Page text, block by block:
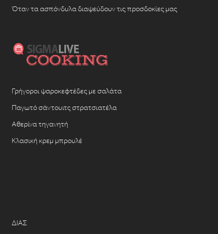
Όταν τα ασπόνδυλα διαψεύδουν τις προσδοκίες μας
Γρήγοροι ψαροκεφτέδες με σαλάτα
Παγωτό σάντουιτς στρατσιατέλα
Αθερίνα τηγανητή
Κλασική κρεμ μπρουλέ
ΔΙΑΣ